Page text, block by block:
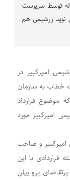
به صورت انحصاری و با مدت زمان ۲۵ ساله توسط سرپرست
نوید زرشیمی هم
امیرکبیر در
خطاب به سازمان
موضوع قرارداد
امیرکبیر مورد
و صاحب
است، از ۱۸ سال گذشته قراردادی با این
پرو پیلن